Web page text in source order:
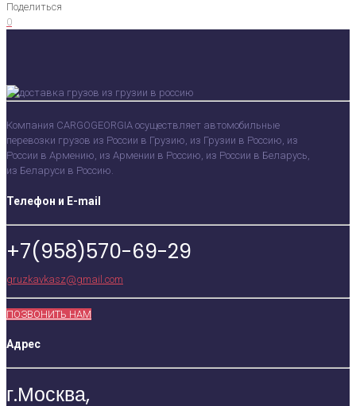
Поделиться
0
Компания CARGOGEORGIA осуществляет автомобильные
перевозки грузов из России в Грузию, из Грузии в Россию, из
России в Армению, из Армении в Россию, из России в Беларусь,
из Беларуси в Россию.
Телефон и E-mail
+7(958)570-69-29
gruzkavkasz@gmail.com
ПОЗВОНИТЬ НАМ
Адрес
г.Москва,